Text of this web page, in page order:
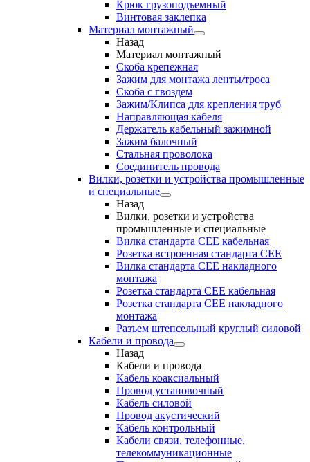
Крюк грузоподъемный
Винтовая заклепка
Материал монтажный
Назад
Материал монтажный
Скоба крепежная
Зажим для монтажа ленты/троса
Скоба с гвоздем
Зажим/Клипса для крепления труб
Направляющая кабеля
Держатель кабельный зажимной
Зажим балочный
Стальная проволока
Соединитель провода
Вилки, розетки и устройства промышленные
и специальные
Назад
Вилки, розетки и устройства
промышленные и специальные
Вилка стандарта CEE кабельная
Розетка встроенная стандарта CEE
Вилка стандарта CEE накладного
монтажа
Розетка стандарта СЕЕ кабельная
Розетка стандарта СЕЕ накладного
монтажа
Разъем штепсельный круглый силовой
Кабели и провода
Назад
Кабели и провода
Кабель коаксиальный
Провод установочный
Кабель силовой
Провод акустический
Кабель контрольный
Кабели связи, телефонные,
телекоммуникационные